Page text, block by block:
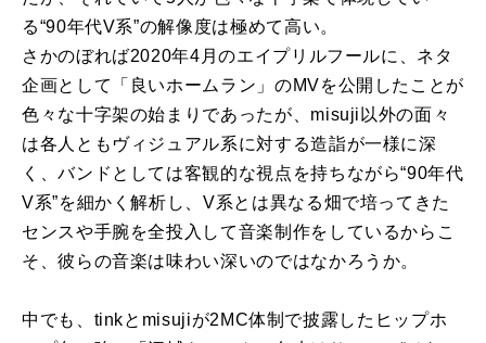
る“90年代V系”の解像度は極めて高い。
さかのぼれば2020年4月のエイプリルフールに、ネタ
企画として「良いホームラン」のMVを公開したことが
色々な十字架の始まりであったが、misuji以外の面々
は各人ともヴィジュアル系に対する造詣が一様に深
く、バンドとしては客観的な視点を持ちながら“90年代
V系”を細かく解析し、V系とは異なる畑で培ってきた
センスや手腕を全投入して音楽制作をしているからこ
そ、彼らの音楽は味わい深いのではなかろうか。
中でも、tinkとmisujiが2MC体制で披露したヒップホ